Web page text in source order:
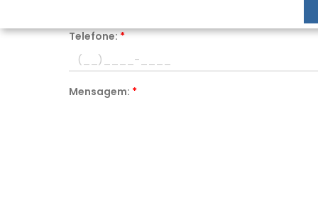
Telefone:*
Mensagem: *